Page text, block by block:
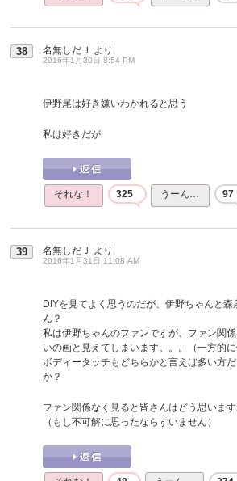
38 名無しだＪ より
2016年1月30日 8:54 PM
伊野尾は好き嫌いわかれると思う
私は好きだが
それな！ 325 うーん… 97
39 名無しだＪ より
2016年1月31日 11:08 AM
DIYを見てよく思うのだが、伊野ちゃんと
ん？
私は伊野ちゃんのファンですが、ファン関
いの画と見えてしまいます。。。（一方的に
ボディータッチもどちらかと言えば多い方
か？
ファン関係なく見ると皆さんはどう思います
（もし不可解に思ったならすいません）